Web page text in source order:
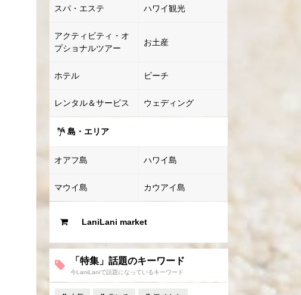
スパ・エステ ハワイ観光
アクティビティ・オ
プショナルツアー
お土産
ホテル ビーチ
レンタル＆サービス ウェディング
島・エリア
オアフ島 ハワイ島
マウイ島 カウアイ島
LaniLani market
「特集」話題のキーワード
今LaniLaniで話題になっているキーワード